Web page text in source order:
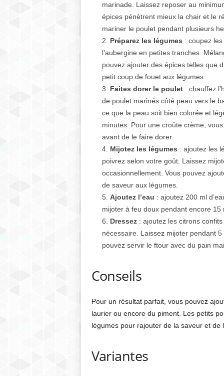
marinade. Laissez reposer au
épices pénètrent mieux la chair et le
mariner le poulet pendant plusieurs
Préparez les légumes : coupez
l’aubergine en petites tranches.
pouvez ajouter des épices telles que
petit coup de fouet aux légumes.
Faites dorer le poulet: chauffez
de poulet marinés côté peau vers le
ce que la peau soit bien colorée et
minutes. Pour une croûte crème,
avant de le faire dorer.
Mijotez les légumes : ajoutez les
poivrez selon votre goût. Laissez
occasionnellement. Vous pouvez
de saveur aux légumes.
Ajoutez l’eau : ajoutez 200 ml
mijoter à feu doux pendant encore 15
Dressez: ajoutez les citrons
nécessaire. Laissez mijoter pendant
pouvez servir le ftour avec du pain
Conseils
Pour un résultat parfait, vous pouvez
laurier ou encore du piment. Les petits
légumes pour rajouter de la saveur et de
Variantes